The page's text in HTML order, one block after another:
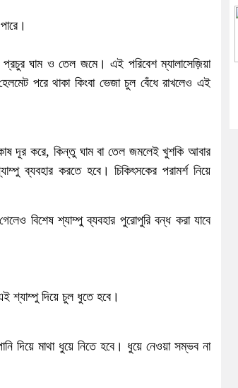
ঘাম ও তেল জমে। এই পরিবেশ ম্যালাসেজ়িয়া
পরে থাকা কিংবা ভেজা চুল বেঁধে রাখলেও এই
দূর করে, কিন্তু ঘাম বা তেল জমলেই খুশকি আবার
ব্যবহার করতে হবে। চিকিৎসকের পরামর্শ নিয়ে
বিশেষ শ্যাম্পু ব্যবহার পুরোপুরি বন্ধ করা যাবে
শ্যাম্পু দিয়ে চুল ধুতে হবে।
দিয়ে মাথা ধুয়ে নিতে হবে। ধুয়ে নেওয়া সম্ভব না